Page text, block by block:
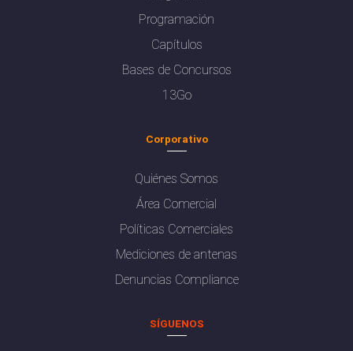
Programación
Capítulos
Bases de Concursos
13Go
Corporativo
Quiénes Somos
Área Comercial
Políticas Comerciales
Mediciones de antenas
Denuncias Compliance
SÍGUENOS